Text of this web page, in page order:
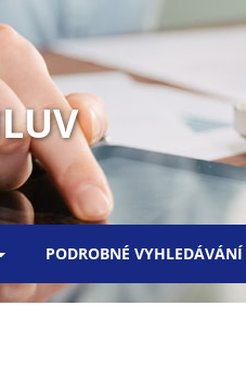
PODROBNÉ VYHLEDÁVÁNÍ